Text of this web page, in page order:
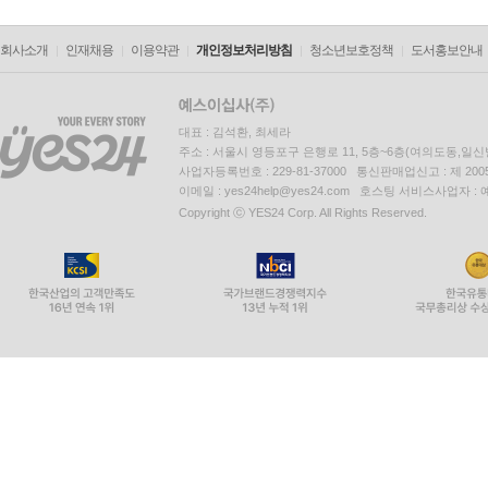
회사소개 인재채용 이용약관 개인정보처리방침 청소년보호정책 도서홍보안내
대표 : 김석환, 최세라
주소 : 서울시 영등포구 은행로 11, 5층~6층(여의도동,일신
사업자등록번호 : 229-81-37000 통신판매업신고 : 제
이메일 : yes24help@yes24.com 호스팅 서비스사업자 :
Copyright ⓒ YES24 Corp. All Rights Reserved.